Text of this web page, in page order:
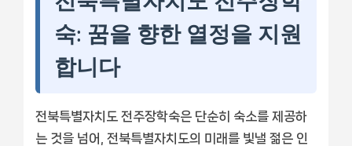
숙: 꿈을 향한 열정을 지원
합니다
전북특별자치도 전주장학숙은 단순히 숙소를 제공하
는 것을 넘어, 전북특별자치도의 미래를 빛낼 젊은 인